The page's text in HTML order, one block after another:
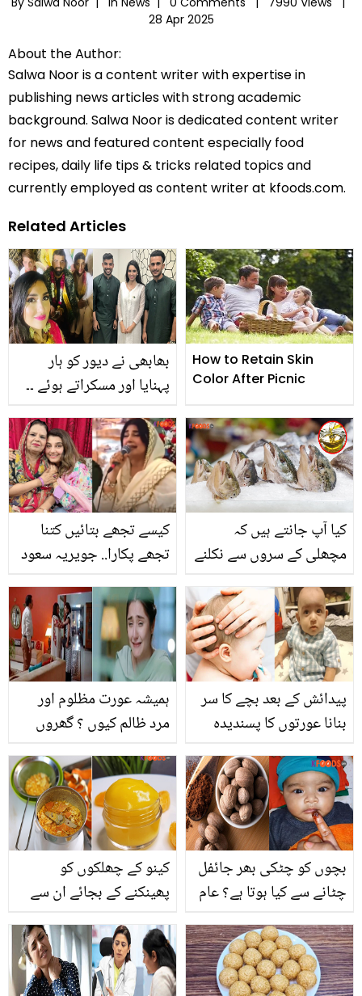
28 Apr 2025
About the Author:
Salwa Noor is a content writer with expertise in
publishing news articles with strong academic
background. Salwa Noor is dedicated content writer
for news and featured content especially food
recipes, daily life tips & tricks related topics and
currently employed as content writer at kfoods.com.
Related Articles
بھابھی نے دیور کو ہار
پہنایا اور مسکراتے ہوئے ۔۔
سجنے والا ہے، حسن علی
کی بیوی نے کیسے شاداب
خان کی مہندی کو خاص بنا
دیا، ویڈیو
How to Retain Skin
Color After Picnic
کیسے تجھے بتائیں کتنا
تجھے پکارا.. جویریہ سعود
پھوٹ پھوٹ کر رونے لگیں!
ویڈیو
کیا آپ جانتے ہیں کہ
مچھلی کے سروں سے نکلنے
ہے ؟ مچھلی کا سر کھانے
کے 5 انمول فائدے جو کریں
آپ کی بڑی مشکل آسان
ہمیشہ عورت مظلوم اور
مرد ظالم کیوں ؟ گھروں
کہانی! ذمہ دار کون؟
پیدائش کے بعد بچے کا سر
بنانا عورتوں کا پسندیدہ
میں بچوں کو کن مشکلات
کا شکار کر سکتا ہے ماہرین
کی راۓ جانیں
کینو کے چھلکوں کو
پھینکنے کے بجائے ان سے
آپ کی جلد کو چمکدار اور
بے داغ بنائے
بچوں کو چٹکی بھر جائفل
چٹانے سے کیا ہوتا ہے؟ عام
فائدے